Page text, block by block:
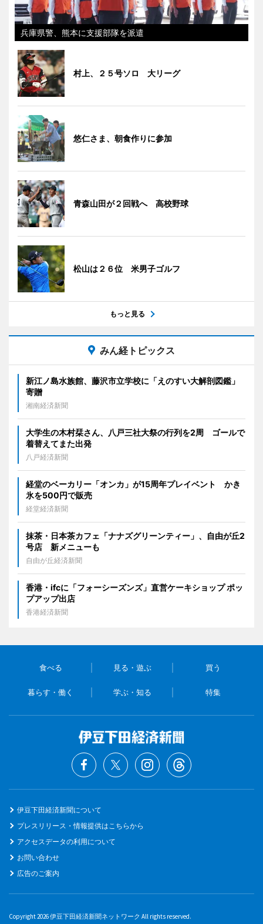
兵庫県警、熊本に支援部隊を派遣
村上、２５号ソロ 大リーグ
悠仁さま、朝食作りに参加
青森山田が２回戦へ 高校野球
松山は２６位 米男子ゴルフ
もっと見る
みん経トピックス
新江ノ島水族館、藤沢市立学校に「えのすい大解剖図鑑」
寄贈
湘南経済新聞
大学生の木村栞さん、八戸三社大祭の行列を2周 ゴールで
着替えてまた出発
八戸経済新聞
経堂のベーカリー「オンカ」が15周年プレイベント かき
氷を500円で販売
経堂経済新聞
抹茶・日本茶カフェ「ナナズグリーンティー」、自由が丘2
号店 新メニューも
自由が丘経済新聞
香港・ifcに「フォーシーズンズ」直営ケーキショップ ポッ
プアップ出店
香港経済新聞
食べる 見る・遊ぶ 買う
暮らす・働く 学ぶ・知る 特集
伊豆下田経済新聞について
プレスリリース・情報提供はこちらから
アクセスデータの利用について
お問い合わせ
広告のご案内
Copyright 2026 伊豆下田経済新聞ネットワーク All rights reserved.